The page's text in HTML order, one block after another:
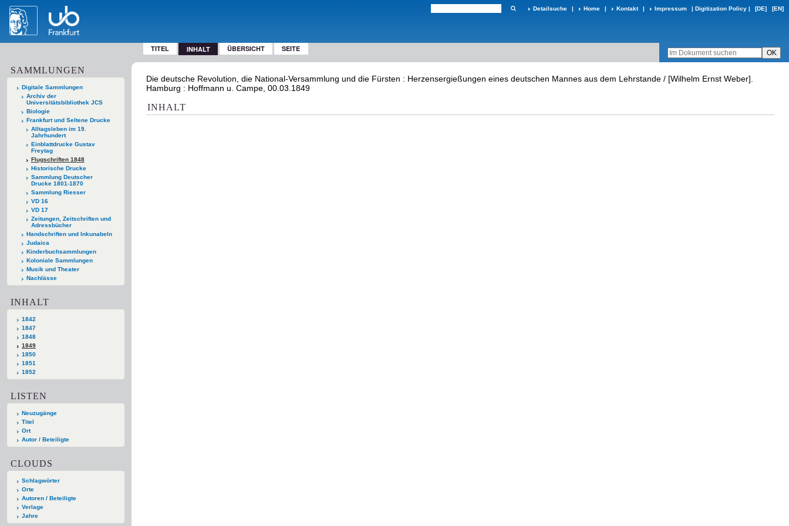
Detailsuche | Home | Kontakt | Impressum | Digitization Policy | [DE] [EN]
TITEL INHALT ÜBERSICHT SEITE
SAMMLUNGEN
Digitale Sammlungen
Archiv der
Universitätsbibliothek JCS
Biologie
Frankfurt und Seltene Drucke
Alltagsleben im 19.
Jahrhundert
Einblattdrucke Gustav
Freytag
Flugschriften 1848
Historische Drucke
Sammlung Deutscher
Drucke 1801-1870
Sammlung Riesser
VD 16
VD 17
Zeitungen, Zeitschriften und
Adressbücher
Handschriften und Inkunabeln
Judaica
Kinderbuchsammlungen
Koloniale Sammlungen
Musik und Theater
Nachlässe
INHALT
1842
1847
1848
1849
1850
1851
1852
LISTEN
Neuzugänge
Titel
Ort
Autor / Beteiligte
CLOUDS
Schlagwörter
Orte
Autoren / Beteiligte
Verlage
Jahre
Die deutsche Revolution, die National-Versammlung und die Fürsten : Herzensergießungen eines deutschen Mannes aus dem Lehrstande / [Wilhelm Ernst Weber].
Hamburg : Hoffmann u. Campe, 00.03.1849
INHALT